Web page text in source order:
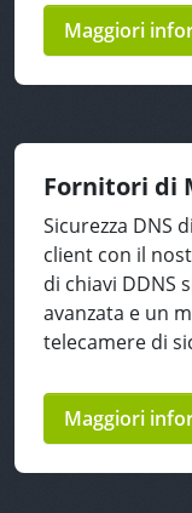
Maggiori
Fornitori di
Sicurezza DNS
client con il
di chiavi DDNS
avanzata e un
telecamere di
Maggiori